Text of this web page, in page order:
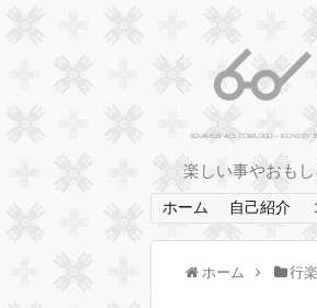
楽しい事やおも
ホーム 自己紹介
ホーム 行楽